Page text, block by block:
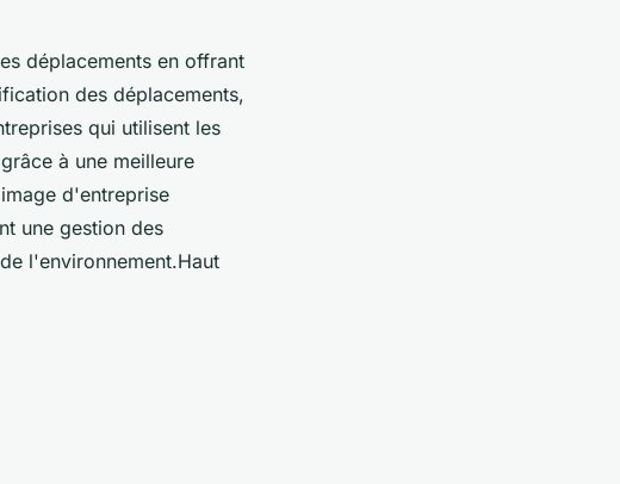
déplacements en offrant
des déplacements,
qui utilisent les
à une meilleure
d'entreprise
une gestion des
l'environnement.Haut